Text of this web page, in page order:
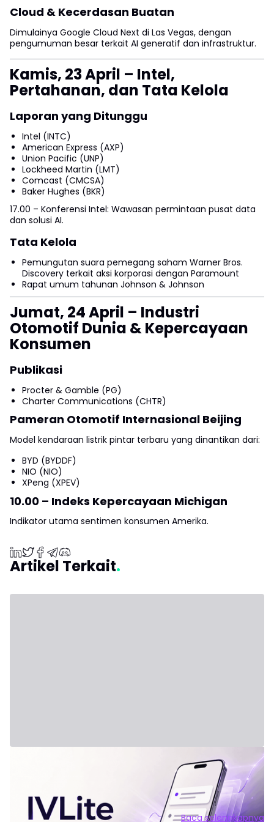
Cloud & Kecerdasan Buatan
Dimulainya Google Cloud Next di Las Vegas, dengan
pengumuman besar terkait AI generatif dan infrastruktur.
Kamis, 23 April – Intel,
Pertahanan, dan Tata Kelola
Laporan yang Ditunggu
Intel (INTC)
American Express (AXP)
Union Pacific (UNP)
Lockheed Martin (LMT)
Comcast (CMCSA)
Baker Hughes (BKR)
17.00 – Konferensi Intel: Wawasan permintaan pusat data
dan solusi AI.
Tata Kelola
Pemungutan suara pemegang saham Warner Bros.
Discovery terkait aksi korporasi dengan Paramount
Rapat umum tahunan Johnson & Johnson
Jumat, 24 April – Industri
Otomotif Dunia & Kepercayaan
Konsumen
Publikasi
Procter & Gamble (PG)
Charter Communications (CHTR)
Pameran Otomotif Internasional Beijing
Model kendaraan listrik pintar terbaru yang dinantikan dari:
BYD (BYDDF)
NIO (NIO)
XPeng (XPEV)
10.00 – Indeks Kepercayaan Michigan
Indikator utama sentimen konsumen Amerika.
Artikel Terkait
IVLite: Esensi IVT dalam Notifikasi, hanya €29 per bulan
Rencana jelas, ringkasan dan ulasan pasar—semua dikirim
langsung ke ponsel dan komputer kamu. Tidak ada
tambahan lain. Permasalahannya bukan kurangnya
Baca selengkapnya